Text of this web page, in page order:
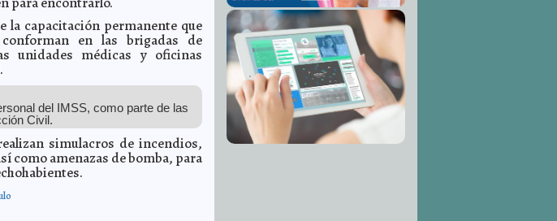
la capacitación permanente que
en las brigadas de
unidades médicas y oficinas
del IMSS, como parte de las
Civil.
simulacros de incendios,
como amenazas de bomba, para